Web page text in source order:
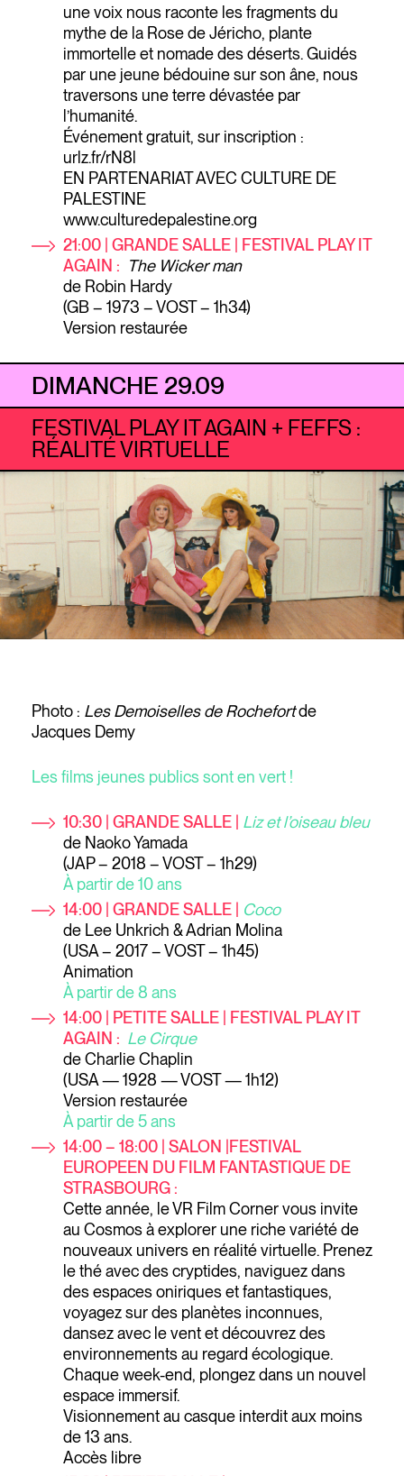
une voix nous raconte les fragments du
mythe de la Rose de Jéricho, plante
immortelle et nomade des déserts. Guidés
par une jeune bédouine sur son âne, nous
traversons une terre dévastée par
l’humanité.
Événement gratuit, sur inscription :
urlz.fr/rN8l
EN PARTENARIAT AVEC CULTURE DE
PALESTINE
www.culturedepalestine.org
21:00 | GRANDE SALLE | FESTIVAL PLAY IT
AGAIN : The Wicker man
de Robin Hardy
(GB – 1973 – VOST – 1h34)
Version restaurée
DIMANCHE 29.09
FESTIVAL PLAY IT AGAIN + FEFFS :
RÉALITÉ VIRTUELLE
Photo : Les Demoiselles de Rochefortde
Jacques Demy
Les films jeunes publics sont en vert !
10:30 | GRANDE SALLE | Liz et l’oiseau bleu
de Naoko Yamada
(JAP – 2018 – VOST – 1h29)
À partir de 10 ans
14:00 | GRANDE SALLE | Coco
de Lee Unkrich & Adrian Molina
(USA – 2017 – VOST – 1h45)
Animation
À partir de 8 ans
14:00 | PETITE SALLE | FESTIVAL PLAY IT
AGAIN : Le Cirque
de Charlie Chaplin
(USA — 1928 — VOST — 1h12)
Version restaurée
À partir de 5 ans
14:00 – 18:00 | SALON |FESTIVAL
EUROPEEN DU FILM FANTASTIQUE DE
STRASBOURG :
Cette année, le VR Film Corner vous invite
au Cosmos à explorer une riche variété de
nouveaux univers en réalité virtuelle. Prenez
le thé avec des cryptides, naviguez dans
des espaces oniriques et fantastiques,
voyagez sur des planètes inconnues,
dansez avec le vent et découvrez des
environnements au regard écologique.
Chaque week-end, plongez dans un nouvel
espace immersif.
Visionnement au casque interdit aux moins
de 13 ans.
Accès libre